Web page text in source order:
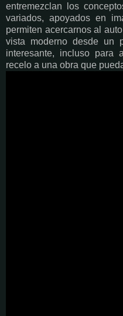
entremezclan los
variados, apoyados en
permiten acercarnos al
vista moderno desde un
interesante, incluso para
recelo a una obra que